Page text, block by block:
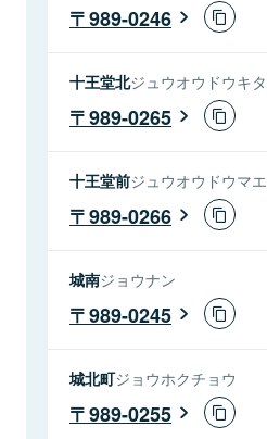
989-0246
十王堂北ジュウオウドウキタ
989-0265
十王堂前ジュウオウドウマエ
989-0266
城南ジョウナン
989-0245
城北町ジョウホクチョウ
989-0255